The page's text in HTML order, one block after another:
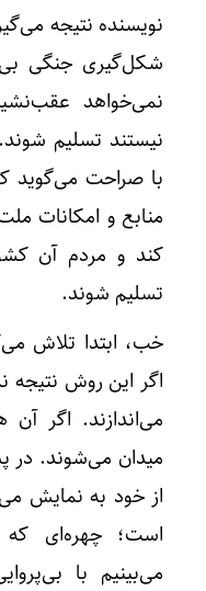
نویسنده نتیجه
شکل‌گیری جنگی
نمی‌خواهد
نیستند تسلیم
با صراحت می‌گوید
منابع و امکانات
کند و مردم آن
تسلیم شوند.
خب، ابتدا تلاش
اگر این روش نتیجه
می‌اندازند. اگر آن
میدان می‌شوند. در
از خود به نمایش
است؛ چهره‌ای که
می‌بینیم با